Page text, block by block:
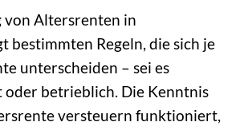
von Altersrenten in
bestimmten Regeln, die sich je
unterscheiden – sei es
oder betrieblich. Die Kenntnis
versteuern funktioniert,